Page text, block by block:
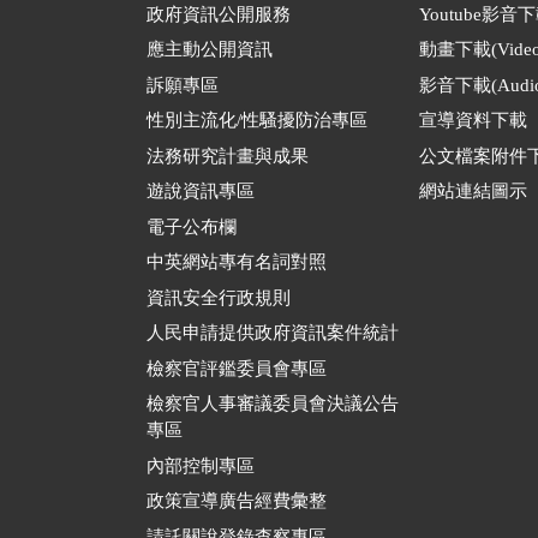
政府資訊公開服務
應主動公開資訊
訴願專區
性別主流化/性騷擾防治專區
法務研究計畫與成果
遊說資訊專區
電子公布欄
中英網站專有名詞對照
資訊安全行政規則
人民申請提供政府資訊案件統計
檢察官評鑑委員會專區
檢察官人事審議委員會決議公告
專區
內部控制專區
政策宣導廣告經費彙整
Youtube影音
動畫下載
影音下載
宣導資料下載
公文檔案附件
網站連結圖示